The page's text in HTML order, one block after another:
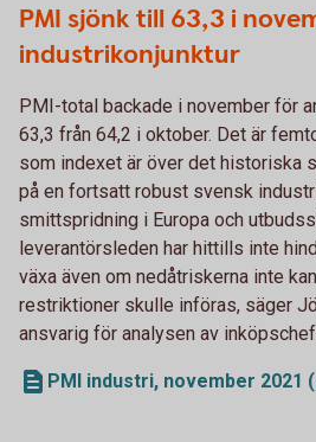
PMI sjönk till 63,3 i
industrikonjunktur
PMI-total backade i november för
63,3 från 64,2 i oktober. Det är
som indexet är över det historiska
på en fortsatt robust svensk
smittspridning i Europa och
leverantörsleden har hittills inte
växa även om nedåtriskerna inte
restriktioner skulle införas, säger
ansvarig för analysen av
PMI industri, november 2021